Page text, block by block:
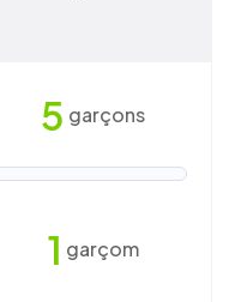
5 garçons
1 garçom